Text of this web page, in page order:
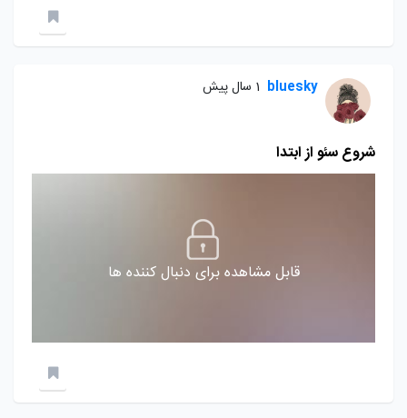
bluesky 1 سال پیش
شروع سئو از ابتدا
قابل مشاهده برای دنبال کننده ها